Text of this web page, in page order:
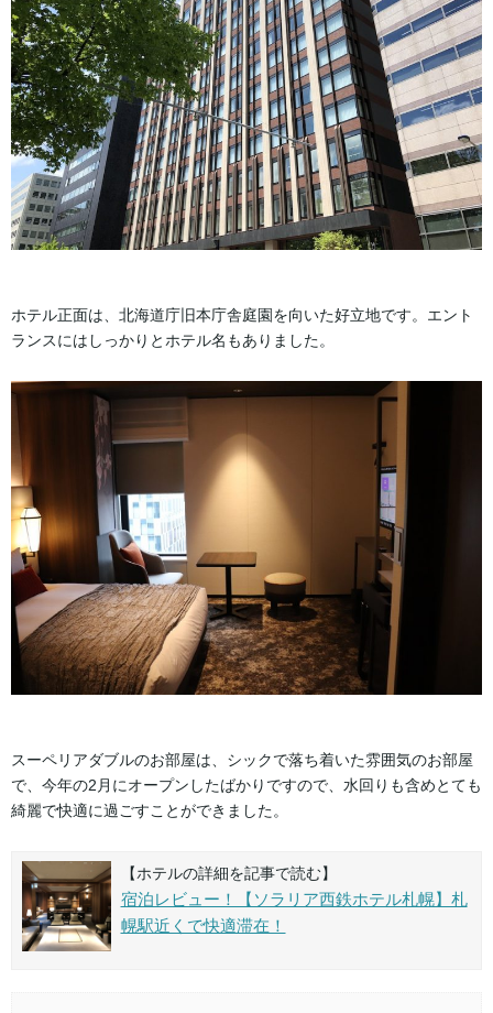
ホテル正面は、北海道庁旧本庁舎庭園を向いた好立地です。エント
ランスにはしっかりとホテル名もありました。
スーペリアダブルのお部屋は、シックで落ち着いた雰囲気のお部屋
で、今年の2月にオープンしたばかりですので、水回りも含めとても
綺麗で快適に過ごすことができました。
【ホテルの詳細を記事で読む】
宿泊レビュー！【ソラリア西鉄ホテル札幌】札
幌駅近くで快適滞在！